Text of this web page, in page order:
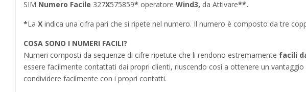
SIM Numero Facile 327X575859* operatore Wind3, da Attivare**.
*La X indica una cifra pari che si ripete nel numero. Il numero è composto da tre
COSA SONO I NUMERI FACILI?
Numeri composti da sequenze di cifre ripetute che li rendono estremamente facili
essere facilmente contattati dai propri clienti, riuscendo così a ottenere un
condividere facilmente con i propri contatti.